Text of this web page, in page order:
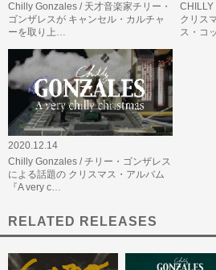
Chilly Gonzales / 天才音楽家チリー・
ゴンザレスが キャンセル・カルチャ
ーを取り上…
CHILLY
クリス
ス・コ
2020.12.14
Chilly Gonzales / チリー・ゴンザレス
による話題の クリスマス・アルバム
『A very c…
RELATED RELEASES